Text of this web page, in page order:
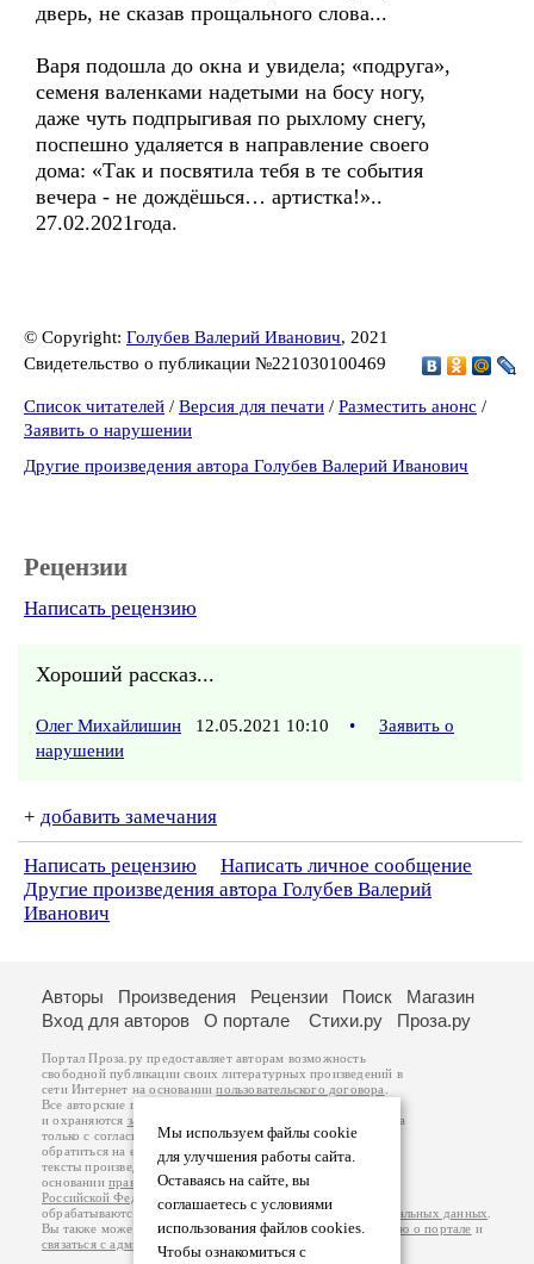
дверь, не сказав прощального слова...
Варя подошла до окна и увидела; «подруга»,
семеня валенками надетыми на босу ногу,
даже чуть подпрыгивая по рыхлому снегу,
поспешно удаляется в направление своего
дома: «Так и посвятила тебя в те события
вечера - не дождёшься… артистка!»..
27.02.2021года.
© Copyright: Голубев Валерий Иванович, 2021
Свидетельство о публикации №221030100469
Список читателей / Версия для печати / Разместить анонс /
Заявить о нарушении
Другие произведения автора Голубев Валерий Иванович
Рецензии
Написать рецензию
Хороший рассказ...
Олег Михайлишин 12.05.2021 10:10 •
Заявить о
нарушении
+ добавить замечания
Написать рецензию
Написать личное сообщение
Другие произведения автора Голубев Валерий
Иванович
Мы используем файлы cookie
для улучшения работы сайта.
Оставаясь на сайте, вы
соглашаетесь с условиями
использования файлов cookies.
Чтобы ознакомиться с
Авторы Произведения Рецензии Поиск
Магазин
Вход для авторов
О портале Стихи.ру Проза.ру
Портал Проза.ру предоставляет авторам возможность
свободной публикации своих литературных произведений в
сети Интернет на основаниипользовательского договора
Все авторские права на произведения принадлежат авторам
и охраняются законом
. Перепечатка произведений возможна
только с согласия его автора, к которому вы можете
обратиться на его авторской странице. Ответственность за
тексты произведений авторы несут самостоятельно на
основанииправил публикацииизаконодательства
Российской Федерации
обрабатываются на основанииПолитики обработки персональных данных
Вы также можете посмотреть более подробнуюинформацию о портале и
связаться с администрацией